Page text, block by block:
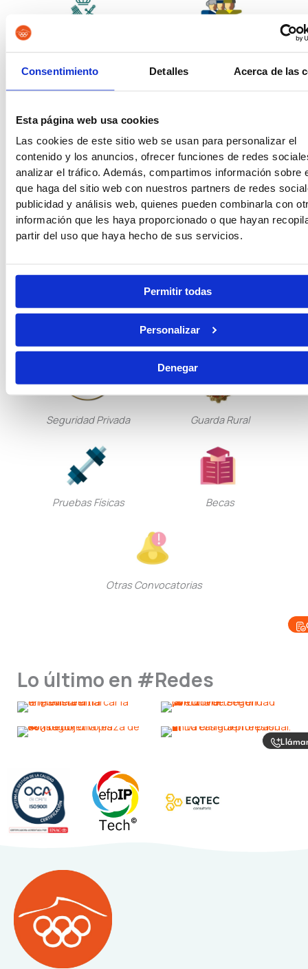
Consentimiento Detalles Acerca de las
Esta página web usa cookies
Las cookies de este sitio web se usan para personalizar el
contenido y los anuncios, ofrecer funciones de redes
analizar el tráfico. Además, compartimos información sobre
que haga del sitio web con nuestros partners de redes
publicidad y análisis web, quienes pueden combinarla con
información que les haya proporcionado o que hayan
partir del uso que haya hecho de sus servicios.
Permitir todas
Personalizar
Denegar
Guardia Civil Tropa y Marinería
Vigilancia Aduanera
Instituciones
Penitenciarias
Oposiciones de Justicia Auxilio Judicial
Gestión Procesal
Seguridad Privada Guarda Rural
Pruebas Físicas Becas
Otras Convocatorias
Lo último en #Redes